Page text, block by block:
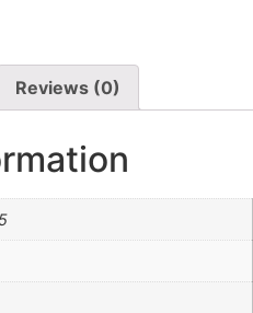
Reviews (0)